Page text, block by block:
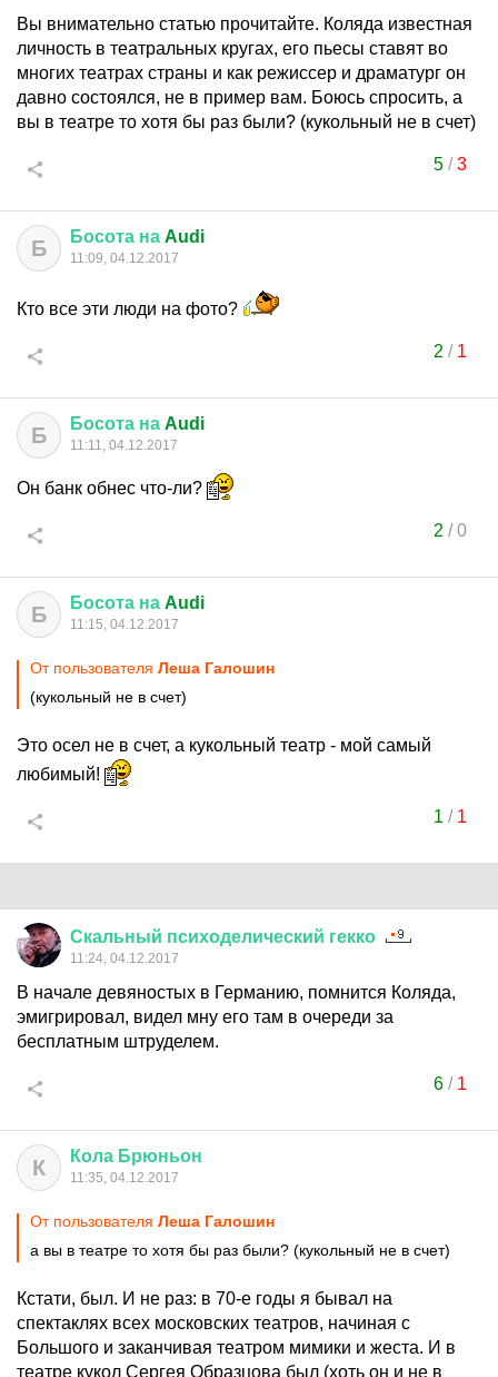
Вы внимательно статью прочитайте. Коляда известная
личность в театральных кругах, его пьесы ставят во
многих театрах страны и как режиссер и драматург он
давно состоялся, не в пример вам. Боюсь спросить, а
вы в театре то хотя бы раз были? (кукольный не в счет)
5/3
Б Босота на Audi
11:09, 04.12.2017
Кто все эти люди на фото?
2 / 1
Б Босота на Audi
11:11, 04.12.2017
Он банк обнес что-ли?
2 /0
Б Босота на Audi
11:15, 04.12.2017
От пользователя Леша Галошин
(кукольный не в счет)
Это осел не в счет, а кукольный театр - мой самый
любимый!
1 / 1
Скальный психоделический гекко
11:24, 04.12.2017
В начале девяностых в Германию, помнится Коляда,
эмигрировал, видел мну его там в очереди за
бесплатным штруделем.
6/ 1
К Кола Брюньон
11:35, 04.12.2017
От пользователя Леша Галошин
а вы в театре то хотя бы раз были? (кукольный не в счет)
Кстати, был. И не раз: в 70-е годы я бывал на
спектаклях всех московских театров, начиная с
Большого и заканчивая театром мимики и жеста. И в
театре кукол Сергея Образцова был (хоть он и не в